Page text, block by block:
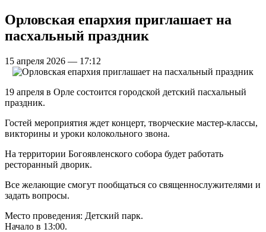
Орловская епархия приглашает на
пасхальный праздник
15 апреля 2026 — 17:12
19 апреля в Орле состоится городской детский пасхальный
праздник.
Гостей мероприятия ждет концерт, творческие мастер-классы,
викторины и уроки колокольного звона.
На территории Богоявленского собора будет работать
ресторанный дворик.
Все желающие смогут пообщаться со священнослужителями и
задать вопросы.
Место проведения: Детский парк.
Начало в 13:00.